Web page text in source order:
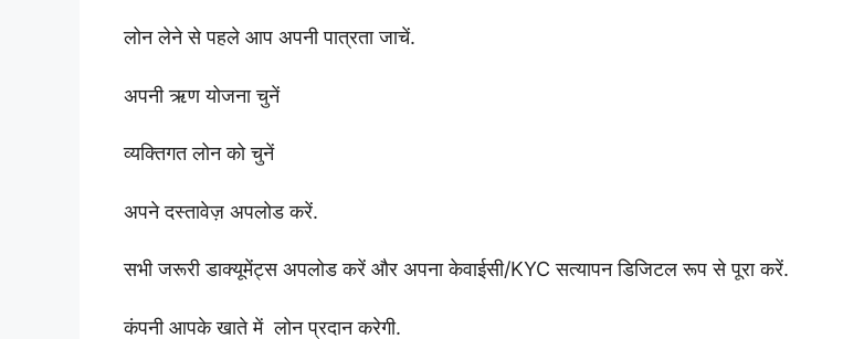
लोन लेने से पहले आप अपनी पात्रता जाचें.
अपनी ऋण योजना चुनें
व्यक्तिगत लोन को चुनें
अपने दस्तावेज़ अपलोड करें.
सभी जरूरी डाक्यूमेंट्स अपलोड करें और अपना केवाईसी/KYC सत्यापन डिजिटल रूप से पूरा करें.
कंपनी आपके खाते में लोन प्रदान करेगी.